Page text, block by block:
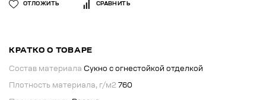
ОТЛОЖИТЬ СРАВНИТЬ
КРАТКО О ТОВАРЕ
Состав материала Сукно с огнестойкой отделкой
Плотность материала, г/м2 760